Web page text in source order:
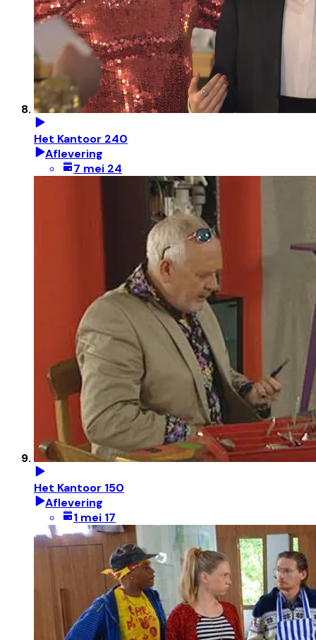
Het Kantoor 240
Aflevering
7 mei 24
Het Kantoor 150
Aflevering
1 mei 17